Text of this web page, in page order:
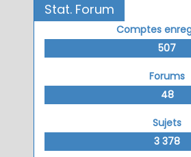
Stat. Forum
Comptes
507
Forums
48
Sujets
3 378